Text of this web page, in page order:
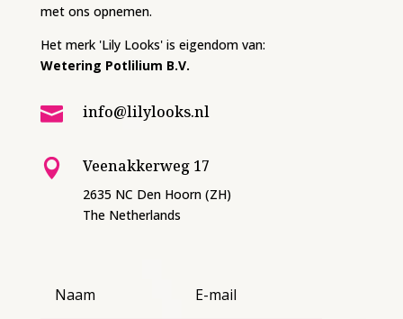
met ons opnemen.
Het merk 'Lily Looks' is eigendom van:
Wetering Potlilium B.V.
 info@lilylooks.nl
 Veenakkerweg 17
2635 NC Den Hoorn (ZH)
The Netherlands